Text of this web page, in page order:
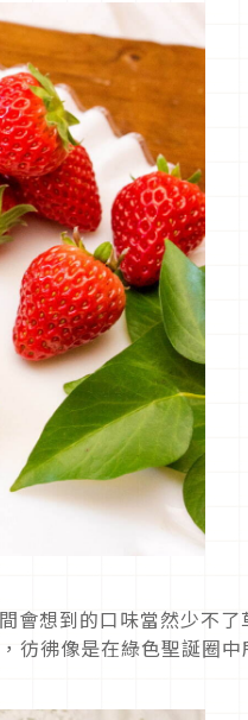
會想到的口味當然少不了
彷彿像是在綠色聖誕圈中